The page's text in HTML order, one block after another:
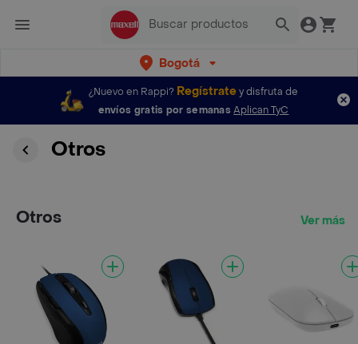
Bogotá
¿Nuevo en Rappi? Regístratey disfruta de
envíos gratis por semanas Aplican TyC
Otros
Otros Ver más